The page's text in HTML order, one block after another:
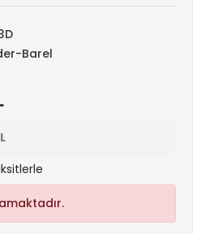
Barel